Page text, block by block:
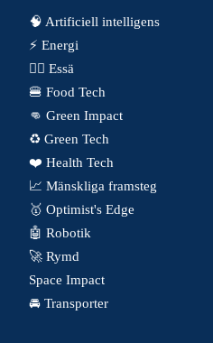
🧠 Artificiell intelligens
⚡️ Energi
✍🏼 Essä
🍔 Food Tech
👊 Green Impact
♻️ Green Tech
❤️ Health Tech
📈 Mänskliga framsteg
🥇 Optimist's Edge
🤖 Robotik
🚀 Rymd
Space Impact
🚘 Transporter